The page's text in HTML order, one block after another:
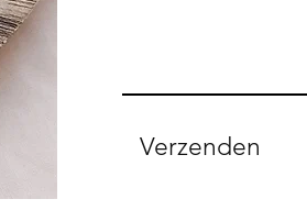
Verzenden